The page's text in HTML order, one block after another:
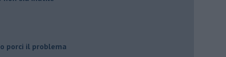
porci il problema